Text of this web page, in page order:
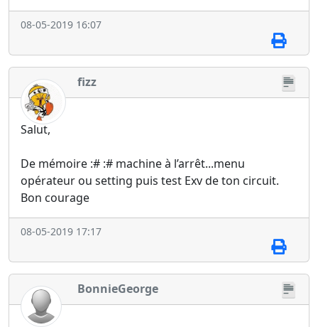
08-05-2019 16:07
fizz
Salut,
De mémoire :# :# machine à l’arrêt...menu
opérateur ou setting puis test Exv de ton circuit.
Bon courage
08-05-2019 17:17
BonnieGeorge